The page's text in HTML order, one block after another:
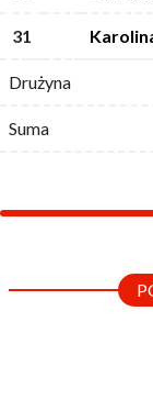
31
Drużyna
Suma
31
Drużyna
Suma